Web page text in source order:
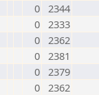
0 2344
0 2333
0 2362
0 2381
0 2379
0 2362